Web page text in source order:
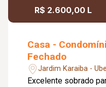
R$ 2.600,00 L
Casa -
Fechado
Jardim Karaiba -
Excelente sobrado